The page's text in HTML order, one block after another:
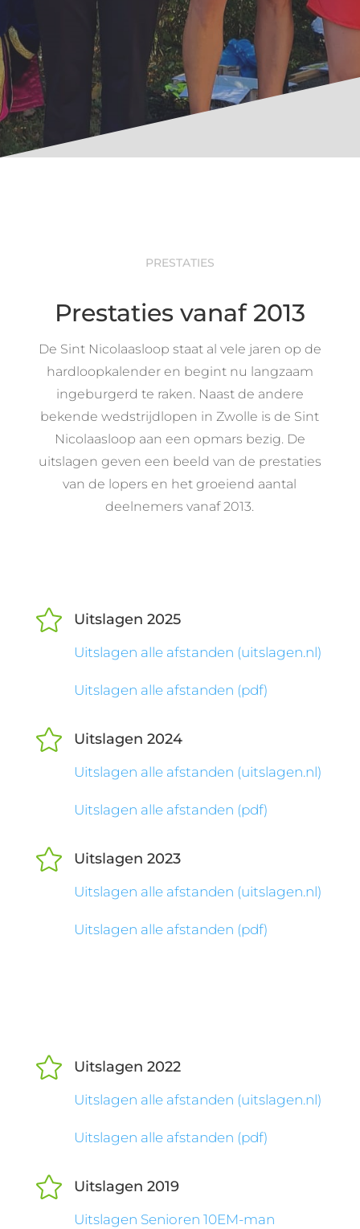
PRESTATIES
Prestaties vanaf 2013
De Sint Nicolaasloop staat al vele jaren op de
hardloopkalender en begint nu langzaam
ingeburgerd te raken. Naast de andere
bekende wedstrijdlopen in Zwolle is de Sint
Nicolaasloop aan een opmars bezig. De
uitslagen geven een beeld van de prestaties
van de lopers en het groeiend aantal
deelnemers vanaf 2013.
 Uitslagen 2025
Uitslagen alle afstanden (uitslagen.nl)
Uitslagen alle afstanden (pdf)
 Uitslagen 2024
Uitslagen alle afstanden (uitslagen.nl)
Uitslagen alle afstanden (pdf)
 Uitslagen 2023
Uitslagen alle afstanden (uitslagen.nl)
Uitslagen alle afstanden (pdf)
 Uitslagen 2022
Uitslagen alle afstanden (uitslagen.nl)
Uitslagen alle afstanden (pdf)
 Uitslagen 2019
Uitslagen Senioren 10EM-man